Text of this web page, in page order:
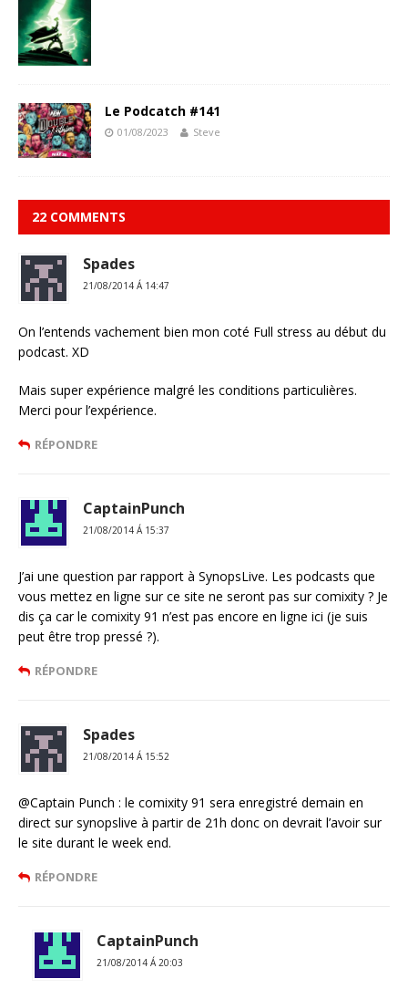
Le Podcatch #141
01/08/2023 Steve
22 COMMENTS
Spades
21/08/2014 Á 14:47
On l’entends vachement bien mon coté Full stress au début du
podcast. XD
Mais super expérience malgré les conditions particulières.
Merci pour l’expérience.
RÉPONDRE
CaptainPunch
21/08/2014 Á 15:37
J’ai une question par rapport à SynopsLive. Les podcasts que
vous mettez en ligne sur ce site ne seront pas sur comixity ? Je
dis ça car le comixity 91 n’est pas encore en ligne ici (je suis
peut être trop pressé ?).
RÉPONDRE
Spades
21/08/2014 Á 15:52
@Captain Punch : le comixity 91 sera enregistré demain en
direct sur synopslive à partir de 21h donc on devrait l’avoir sur
le site durant le week end.
RÉPONDRE
CaptainPunch
21/08/2014 Á 20:03